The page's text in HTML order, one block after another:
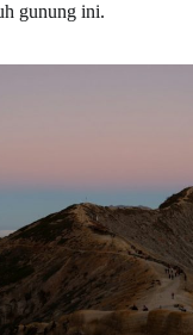
gunung ini.